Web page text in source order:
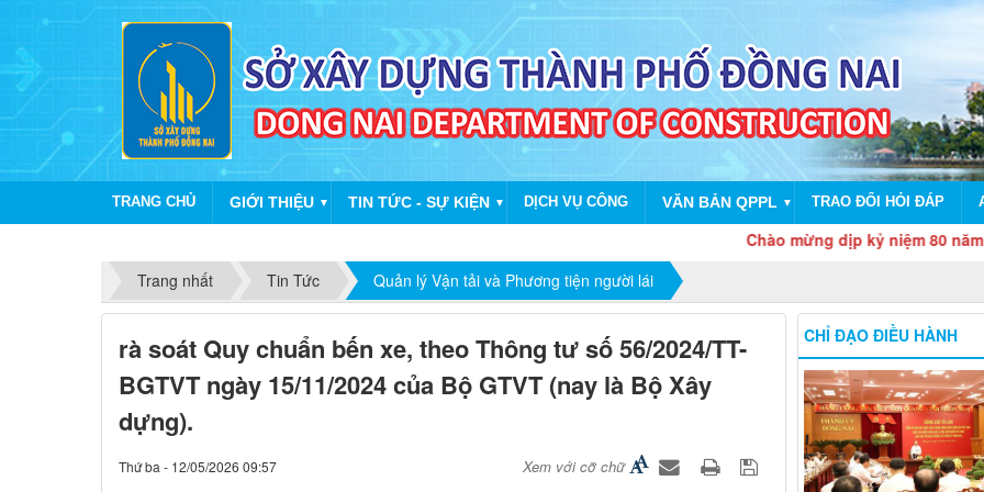
TRANG CHỦ GIỚI THIỆU ▼ TIN TỨC - SỰ KIỆN ▼ DỊCH VỤ CÔNG VĂN BẢN QPPL ▼ TRAO ĐỔI HỎI ĐÁP
Chào mừng dịp kỷ niệm 80 năm Cách
Trang nhất
Tin Tức Quản lý Vận tải và Phương tiện người lái
rà soát Quy chuẩn bến xe, theo Thông tư số 56/2024/TT-
BGTVT ngày 15/11/2024 của Bộ GTVT (nay là Bộ Xây
dựng).
Thứ ba - 12/05/2026 09:57 Xem với cỡ chữ
CHỈ ĐẠO ĐIỀU HÀNH